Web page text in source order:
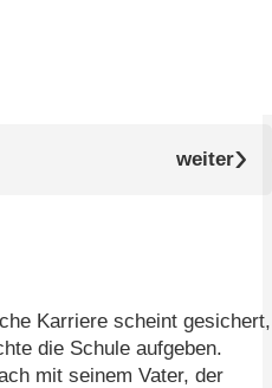
Karriere scheint gesichert,
die Schule aufgeben.
mit seinem Vater, der